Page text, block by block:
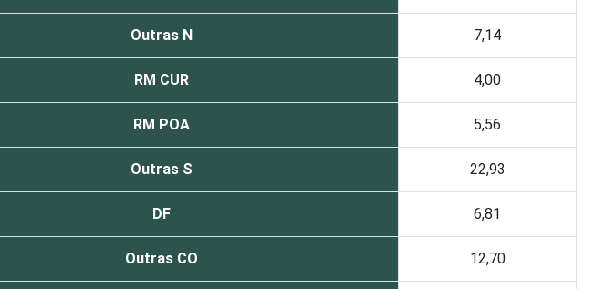
Outras N 7,14
RM CUR 4,00
RM POA 5,56
Outras S 22,93
DF 6,81
Outras CO 12,70